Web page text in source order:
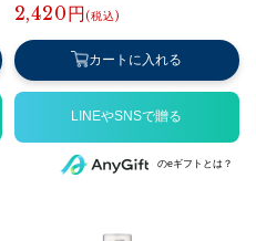
2,420円
カートに入れる
のeギフトとは？